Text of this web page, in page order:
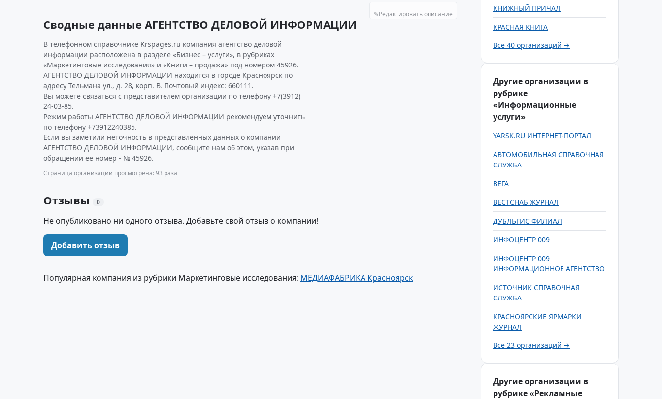
✎Редактировать описание
Сводные данные АГЕНТСТВО ДЕЛОВОЙ ИНФОРМАЦИИ
В телефонном справочнике Krspages.ru компания агентство деловой
информации расположена в разделе «Бизнес – услуги», в рубриках
«Маркетинговые исследования» и «Книги – продажа» под номером 45926.
АГЕНТСТВО ДЕЛОВОЙ ИНФОРМАЦИИ находится в городе Красноярск по
адресу Тельмана ул., д. 28, корп. В. Почтовый индекс: 660111.
Вы можете связаться с представителем организации по телефону +7(3912)
24-03-85.
Режим работы АГЕНТСТВО ДЕЛОВОЙ ИНФОРМАЦИИ рекомендуем уточнить
по телефону +73912240385.
Если вы заметили неточность в представленных данных о компании
АГЕНТСТВО ДЕЛОВОЙ ИНФОРМАЦИИ, сообщите нам об этом, указав при
обращении ее номер - № 45926.
Страница организации просмотрена: 93 раза
Отзывы 0
Не опубликовано ни одного отзыва. Добавьте свой отзыв о компании!
Добавить отзыв
Популярная компания из рубрики Маркетинговые исследования: МЕДИАФАБРИКА Красноярск
КНИЖНЫЙ ПРИЧАЛ
КРАСНАЯ КНИГА
Все 40 организаций →
Другие организации в
рубрике
«Информационные
услуги»
YARSK.RU ИНТЕРНЕТ-ПОРТАЛ
АВТОМОБИЛЬНАЯ СПРАВОЧНАЯ
СЛУЖБА
ВЕГА
ВЕСТСНАБ ЖУРНАЛ
ДУБЛЬГИС ФИЛИАЛ
ИНФОЦЕНТР 009
ИНФОЦЕНТР 009
ИНФОРМАЦИОННОЕ АГЕНТСТВО
ИСТОЧНИК СПРАВОЧНАЯ
СЛУЖБА
КРАСНОЯРСКИЕ ЯРМАРКИ
ЖУРНАЛ
Все 23 организаций →
Другие организации в
рубрике «Рекламные